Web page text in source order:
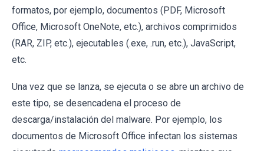
formatos, por ejemplo, documentos (PDF, Microsoft
Office, Microsoft OneNote, etc.), archivos comprimidos
(RAR, ZIP, etc.), ejecutables (.exe, .run, etc.), JavaScript,
etc.
Una vez que se lanza, se ejecuta o se abre un archivo de
este tipo, se desencadena el proceso de
descarga/instalación del malware. Por ejemplo, los
documentos de Microsoft Office infectan los sistemas